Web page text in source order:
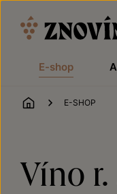
E-shop
ÚVOD
E-SHOP
Víno